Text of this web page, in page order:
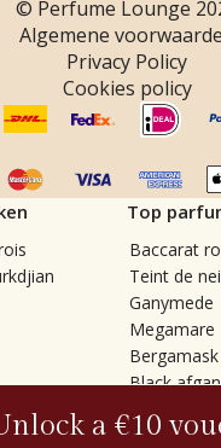
© Perfume Lounge
Algemene
Privacy Policy
Cookies policy
Top
Baccarat
Teint de
Ganymede
Megamare
Bergamask
Black
Tilia
a €10